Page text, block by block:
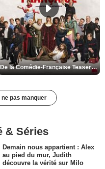
De la Comédie-Française Teaser VF
pas manquer
& Séries
Demain nous appartient : Alex
au pied du mur, Judith
découvre la vérité sur Milo